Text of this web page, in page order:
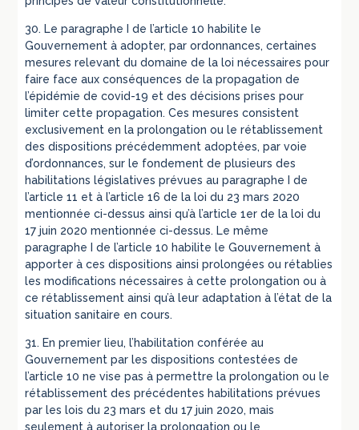
30. Le paragraphe I de l’article 10 habilite le
Gouvernement à adopter, par ordonnances, certaines
mesures relevant du domaine de la loi nécessaires pour
faire face aux conséquences de la propagation de
l’épidémie de covid-19 et des décisions prises pour
limiter cette propagation. Ces mesures consistent
exclusivement en la prolongation ou le rétablissement
des dispositions précédemment adoptées, par voie
d’ordonnances, sur le fondement de plusieurs des
habilitations législatives prévues au paragraphe I de
l’article 11 et à l’article 16 de la loi du 23 mars 2020
mentionnée ci-dessus ainsi qu’à l’article 1er de la loi du
17 juin 2020 mentionnée ci-dessus. Le même
paragraphe I de l’article 10 habilite le Gouvernement à
apporter à ces dispositions ainsi prolongées ou rétablies
les modifications nécessaires à cette prolongation ou à
ce rétablissement ainsi qu’à leur adaptation à l’état de la
situation sanitaire en cours.
31. En premier lieu, l’habilitation conférée au
Gouvernement par les dispositions contestées de
l’article 10 ne vise pas à permettre la prolongation ou le
rétablissement des précédentes habilitations prévues
par les lois du 23 mars et du 17 juin 2020, mais
seulement à autoriser la prolongation ou le